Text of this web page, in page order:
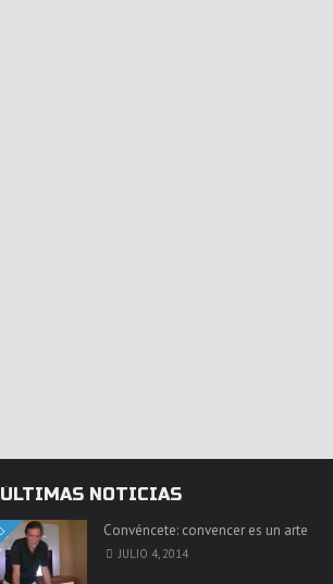
ÚLTIMAS NOTICIAS
Convéncete: convencer es un arte
JULIO 4, 2014